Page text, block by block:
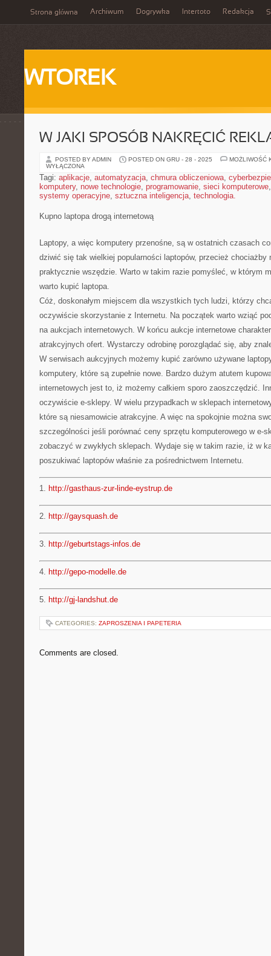
Strona główna Archiwum Dogrywka Intertoto Redakcja
WTOREK
W JAKI SPOSÓB NAKRĘCIĆ
POSTED BY ADMIN POSTED ON GRU - 28 - 2025
MOŻLIWOŚĆ
WYŁĄCZONA
Tagi: aplikacje, automatyzacja, chmura obliczeniowa,
komputery, nowe technologie, programowanie, sieci komputerowe
systemy operacyjne, sztuczna inteligencja, technologia.
Kupno laptopa drogą internetową
Laptopy, a więc komputery przenośne, są w ostatnich czasach
dziwić się tak wielkiej popularności laptopów, przecież chociażby
praktycznie wszędzie. Warto w takim razie pomyśleć, w którym
warto kupić laptopa.
Cóż, doskonałym miejscem dla wszystkich tych ludzi, którzy
oczywiście skorzystanie z Internetu. Na początek warto wziąć
na aukcjach internetowych. W końcu aukcje internetowe
atrakcyjnych ofert. Wystarczy odrobinę porozglądać się, aby
W serwisach aukcyjnych możemy kupić zarówno używane
komputery, które są zupełnie nowe. Bardzo dużym atutem
internetowych jest to, iż możemy całkiem sporo zaoszczędzić.
oczywiście e-sklepy. W wielu przypadkach w sklepach
które są niesamowicie atrakcyjne. A więc na spokojnie można
szczególności jeśli porównać ceny sprzętu komputerowego w e-
zobaczyć w zwykłych sklepach. Wydaje się w takim razie, iż w
poszukiwać laptopów właśnie za pośrednictwem Internetu.
1. http://gasthaus-zur-linde-eystrup.de
2. http://gaysquash.de
3. http://geburtstags-infos.de
4. http://gepo-modelle.de
5. http://gj-landshut.de
CATEGORIES: ZAPROSZENIA I PAPETERIA
Comments are closed.